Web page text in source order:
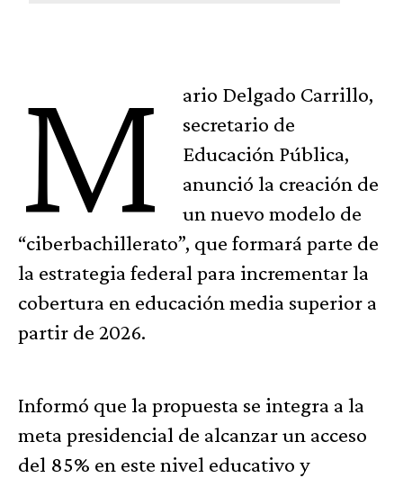
M
ario Delgado Carrillo,
secretario de
Educación Pública,
anunció la creación de
un nuevo modelo de
“ciberbachillerato”, que formará parte de
la estrategia federal para incrementar la
cobertura en educación media superior a
partir de 2026.
Informó que la propuesta se integra a la
meta presidencial de alcanzar un acceso
del 85% en este nivel educativo y